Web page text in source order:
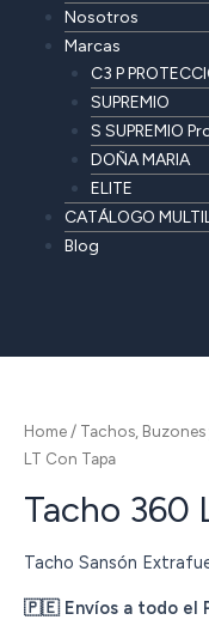
Nosotros
Marcas
C3 P
SUPREMIO
S SUPREMIO
DOÑA MARIA
ELITE
CATÁLOGO
Blog
Home / Tachos,
LT Con Tapa
Tacho 360
Tacho Sansón
🇵🇪 Envíos a todo el